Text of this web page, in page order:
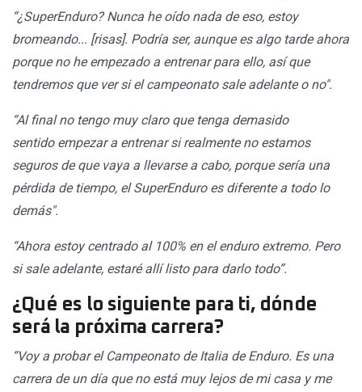
“¿SuperEnduro? Nunca he oído nada de eso, estoy
bromeando... [risas]. Podría ser, aunque es algo tarde ahora
porque no he empezado a entrenar para ello, así que
tendremos que ver si el campeonato sale adelante o no".
“Al final no tengo muy claro que tenga demasido
sentido empezar a entrenar si realmente no estamos
seguros de que vaya a llevarse a cabo, porque sería una
pérdida de tiempo, el SuperEnduro es diferente a todo lo
demás".
“Ahora estoy centrado al 100% en el enduro extremo. Pero
si sale adelante, estaré allí listo para darlo todo”.
¿Qué es lo siguiente para ti, dónde
será la próxima carrera?
“Voy a probar el Campeonato de Italia de Enduro. Es una
carrera de un día que no está muy lejos de mi casa y me